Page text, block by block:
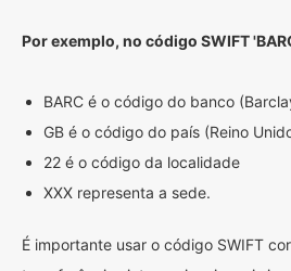
Por exemplo, no código SWIFT
BARC é o código do banco
GB é o código do país (Reino
22 é o código da localidade
XXX representa a sede.
É importante usar o código SWIFT